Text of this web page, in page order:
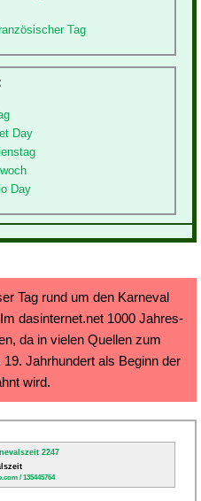
Tag
Day
Day
Tag rund um den Karneval
dasinternet.net 1000 Jahres-
da in vielen Quellen zum
Jahrhundert als Beginn der
wird.
/ 135445764